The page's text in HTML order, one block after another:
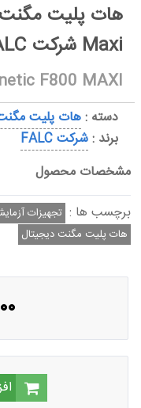
Maxi شرکت FALC
F800 MAXI
دسته :هات پلیت
برند :شرکت FALC
مشخصات محصول
برچسب ها : تجهیزات
هات پليت مگنت دیجیتال